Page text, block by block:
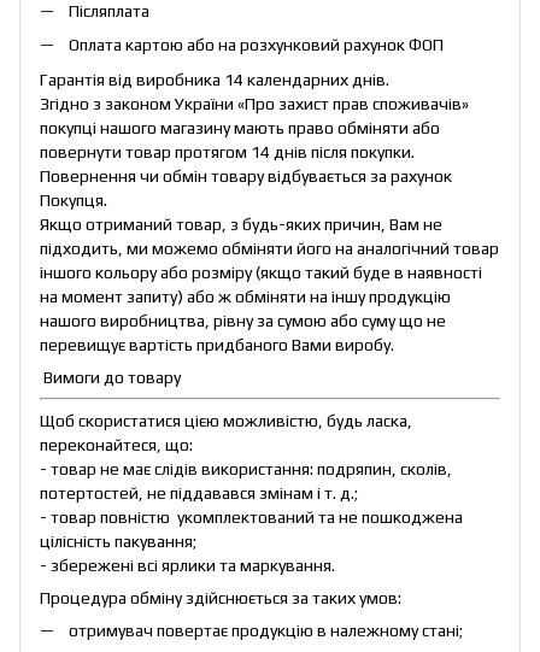
Післяплата
Оплата картою або на розхунковий рахунок ФОП
Гарантія від виробника 14 календарних днів.
Згідно з законом України «Про захист прав споживачів»
покупці нашого магазину мають право обміняти або
повернути товар протягом 14 днів після покупки.
Повернення чи обмін товару відбувається за рахунок
Покупця.
Якщо отриманий товар, з будь-яких причин, Вам не
підходить, ми можемо обміняти його на аналогічний товар
іншого кольору або розміру (якщо такий буде в наявності
на момент запиту) або ж обміняти на іншу продукцію
нашого виробництва, рівну за сумою або суму що не
перевищує вартість придбаного Вами виробу.
Вимоги до товару
Щоб скористатися цією можливістю, будь ласка,
переконайтеся, що:
- товар не має слідів використання: подряпин, сколів,
потертостей, не піддавався змінам і т. д.;
- товар повністю укомплектований та не пошкоджена
цілісність пакування;
- збережені всі ярлики та маркування.
Процедура обміну здійснюється за таких умов:
отримувач повертає продукцію в належному стані;